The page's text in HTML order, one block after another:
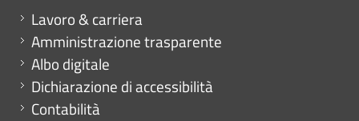
Mini menu di servizio
Lavoro & carriera
Amministrazione trasparente
Albo digitale
Dichiarazione di accessibilità
Contabilità